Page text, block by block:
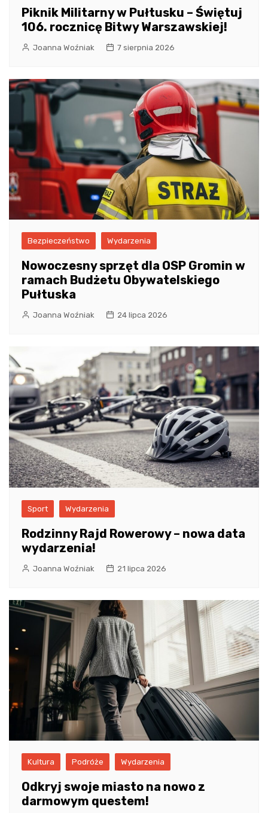
Piknik Militarny w Pułtusku – Świętuj
106. rocznicę Bitwy Warszawskiej!
Joanna Woźniak 7 sierpnia 2026
Bezpieczeństwo Wydarzenia
Nowoczesny sprzęt dla OSP Gromin w
ramach Budżetu Obywatelskiego
Pułtuska
Joanna Woźniak 24 lipca 2026
Sport Wydarzenia
Rodzinny Rajd Rowerowy – nowa data
wydarzenia!
Joanna Woźniak 21 lipca 2026
Kultura Podróże Wydarzenia
Odkryj swoje miasto na nowo z
darmowym questem!